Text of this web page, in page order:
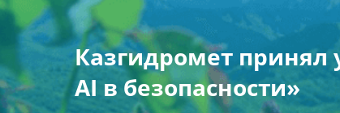
Казгидромет принял
AI в безопасности»